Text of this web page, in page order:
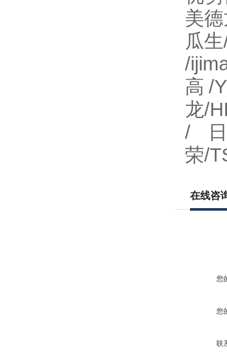
美
瓜
/
高/
龙/
/日
荣/
在线咨
您
您
联